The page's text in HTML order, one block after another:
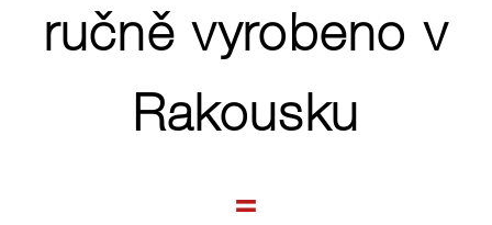
ručně vyrobeno v
Rakousku